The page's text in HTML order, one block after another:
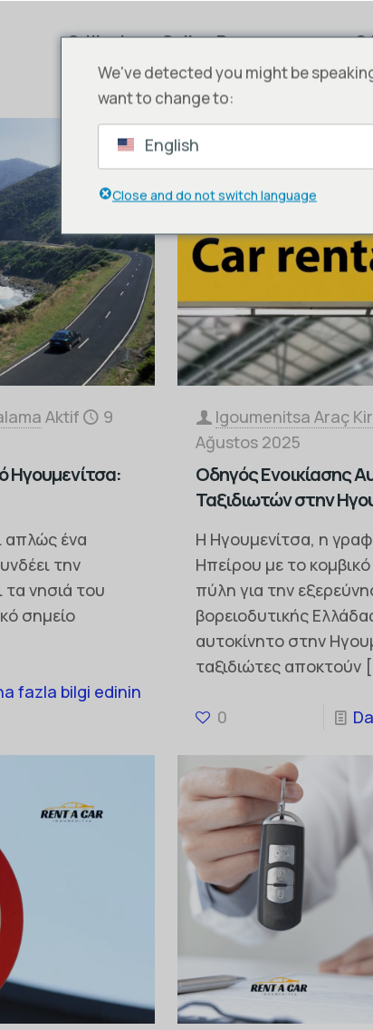
Orijinal Online Rezervasyon
Aktif
9
Ηγουμενίτσα:
απλώς ένα
την
τα νησιά του
σημείο
fazla bilgi edinin
Igoumenitsa Araç
Ağustos 2025
Οδηγός Ενοικίασης
Ταξιδιωτών στην
Η Ηγουμενίτσα, η
Ηπείρου με το κομβικό
πύλη για την
βορειοδυτικής
αυτοκίνητο στην
ταξιδιώτες αποκτούν
0
We've detected you might be
want to change to:
English
Close and do not switch language